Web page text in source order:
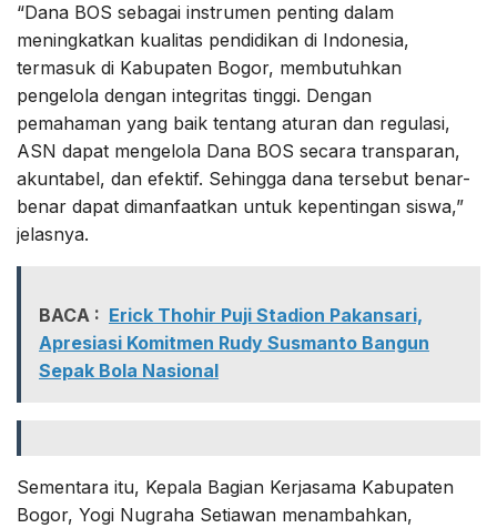
“Dana BOS sebagai instrumen penting dalam
meningkatkan kualitas pendidikan di Indonesia,
termasuk di Kabupaten Bogor, membutuhkan
pengelola dengan integritas tinggi. Dengan
pemahaman yang baik tentang aturan dan regulasi,
ASN dapat mengelola Dana BOS secara transparan,
akuntabel, dan efektif. Sehingga dana tersebut benar-
benar dapat dimanfaatkan untuk kepentingan siswa,”
jelasnya.
BACA : Erick Thohir Puji Stadion Pakansari,
Apresiasi Komitmen Rudy Susmanto Bangun
Sepak Bola Nasional
Sementara itu, Kepala Bagian Kerjasama Kabupaten
Bogor, Yogi Nugraha Setiawan menambahkan,